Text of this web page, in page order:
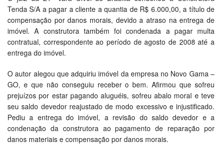
Tenda S/A a pagar a cliente a quantia de R$ 6.000,00, a título de
compensação por danos morais, devido a atraso na entrega de
imóvel. A construtora também foi condenada a pagar multa
contratual, correspondente ao período de agosto de 2008 até a
entrega do imóvel.
O autor alegou que adquiriu imóvel da empresa no Novo Gama –
GO, e que não conseguiu receber o bem. Afirmou que sofreu
prejuízos por estar pagando aluguéis, sofreu abalo moral e teve
seu saldo devedor reajustado de modo excessivo e injustificado.
Pediu a entrega do imóvel, a revisão do saldo devedor e a
condenação da construtora ao pagamento de reparação por
danos materiais e compensação por danos morais.